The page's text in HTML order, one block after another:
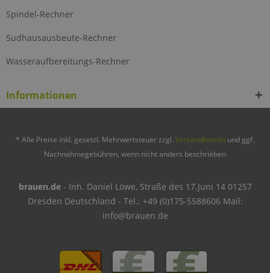
Spindel-Rechner
Sudhausausbeute-Rechner
Wasseraufbereitungs-Rechner
Informationen
* Alle Preise inkl. gesetzl. Mehrwertsteuer zzgl. Versandkosten und ggf.
Nachnahmegebühren, wenn nicht anders beschrieben
brauen.de- Inh. Daniel Löwe, Straße des 17.Juni 14 01257
Dresden Deutschland - Tel.: +49 (0)175-5588606 Mail:
info@brauen.de